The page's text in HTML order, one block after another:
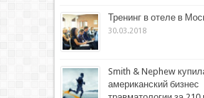
Тренинг в отеле в
30.03.2018
Smith & Nephew
американский бизнес